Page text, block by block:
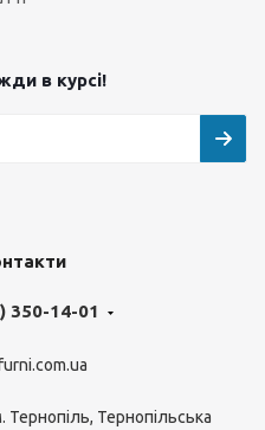
в курсі!
350-14-01
Тернопіль, Тернопільська